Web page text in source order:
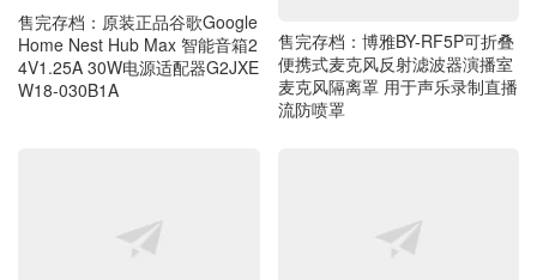
售完存档：原装正品谷歌Google
Home Nest Hub Max 智能音箱2
4V1.25A 30W电源适配器G2JXE
W18-030B1A
售完存档：博雅BY-RF5P可折叠
便携式麦克风反射滤波器演播室
麦克风隔离罩 用于声乐录制直播
流防喷罩